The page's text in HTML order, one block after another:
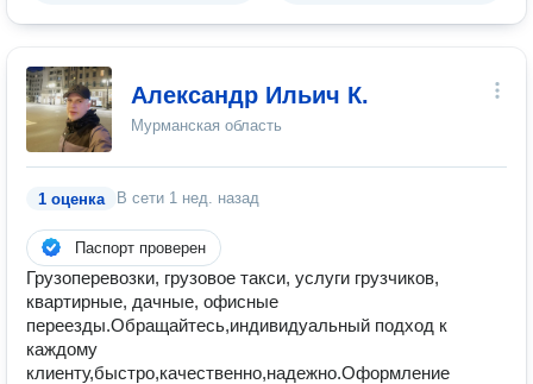
Александр Ильич К.
Мурманская область
1 оценка В сети 1 нед. назад
Паспорт проверен
Грузоперевозки, грузовое такси, услуги грузчиков,
квартирные, дачные, офисные
переезды.Обращайтесь,индивидуальный подход к
каждому
клиенту,быстро,качественно,надежно.Оформление